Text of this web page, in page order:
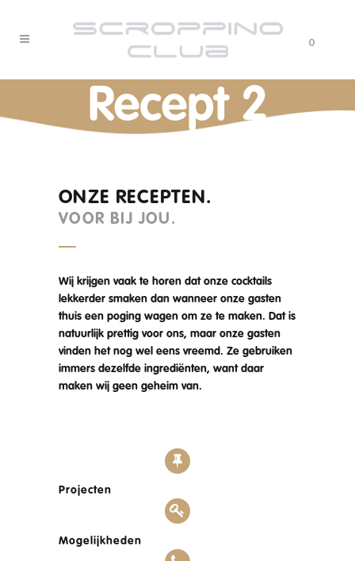
0
Recept 2
ONZE RECEPTEN.
VOOR BIJ JOU.
Wij krijgen vaak te horen dat onze cocktails
lekkerder smaken dan wanneer onze gasten
thuis een poging wagen om ze te maken. Dat is
natuurlijk prettig voor ons, maar onze gasten
vinden het nog wel eens vreemd. Ze gebruiken
immers dezelfde ingrediënten, want daar
maken wij geen geheim van.
Projecten
Mogelijkheden